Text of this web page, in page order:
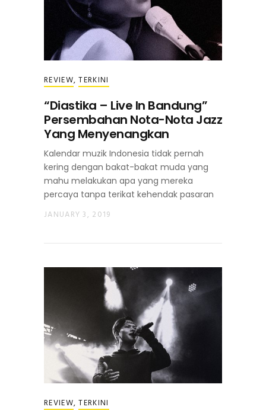
REVIEW,TERKINI
“Diastika – Live In Bandung”
Persembahan Nota-Nota Jazz
Yang Menyenangkan
Kalendar muzik Indonesia tidak pernah
kering dengan bakat-bakat muda yang
mahu melakukan apa yang mereka
percaya tanpa terikat kehendak pasaran
JANUARY 3, 2019
REVIEW,TERKINI